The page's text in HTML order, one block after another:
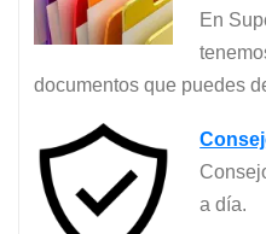
En
documentos que puedes
a día.